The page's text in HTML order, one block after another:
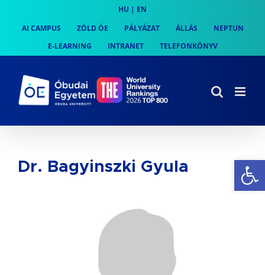
content
HU | EN
AI CAMPUS
ZÖLD ÓE PÁLYÁZAT ÁLLÁS
NEPTUN
E-LEARNING
INTRANET TELEFONKÖNYV
Dr. Bagyinszki Gyula